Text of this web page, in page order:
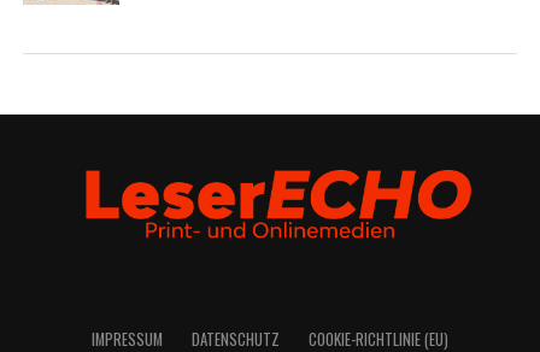
IMPRES­SUM DATEN­SCHUTZ COO­KIE-RICH­T­­LI­­NIE (EU)